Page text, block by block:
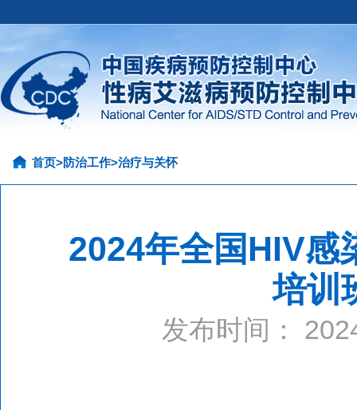
首页>防治工作>治疗与关怀
2024年全国HIV感
培训
发布时间：